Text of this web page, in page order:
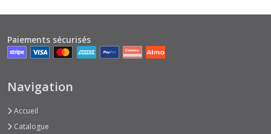
Paiements sécurisés
Navigation
Accueil
Catalogue